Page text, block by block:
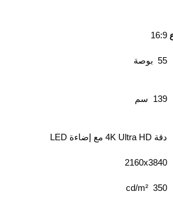
16:9
55 بوصة
139 سم
دقة 4K Ultra HD مع إضاءة LED
3840‏x‏2160
350 cd/m²